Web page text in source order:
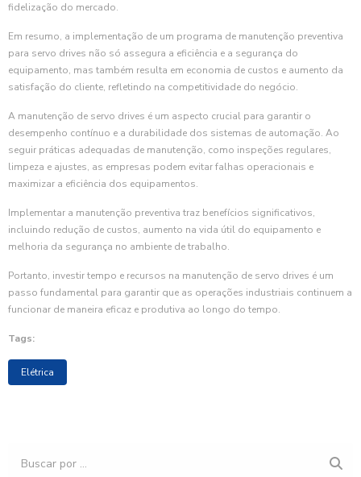
fidelização do mercado.
Em resumo, a implementação de um programa de manutenção preventiva
para servo drives não só assegura a eficiência e a segurança do
equipamento, mas também resulta em economia de custos e aumento da
satisfação do cliente, refletindo na competitividade do negócio.
A manutenção de servo drives é um aspecto crucial para garantir o
desempenho contínuo e a durabilidade dos sistemas de automação. Ao
seguir práticas adequadas de manutenção, como inspeções regulares,
limpeza e ajustes, as empresas podem evitar falhas operacionais e
maximizar a eficiência dos equipamentos.
Implementar a manutenção preventiva traz benefícios significativos,
incluindo redução de custos, aumento na vida útil do equipamento e
melhoria da segurança no ambiente de trabalho.
Portanto, investir tempo e recursos na manutenção de servo drives é um
passo fundamental para garantir que as operações industriais continuem a
funcionar de maneira eficaz e produtiva ao longo do tempo.
Tags:
Elétrica